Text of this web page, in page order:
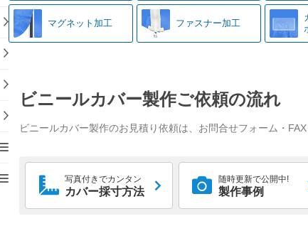
マグネット加工 ファスナー加工
ビニールカバー製作ご依頼の流れ
ビニールカバー製作のお見積り依頼は、お問合せフォーム・
写真付きでカンタン
カバー採寸方法
随時更新で公開中!
製作事例